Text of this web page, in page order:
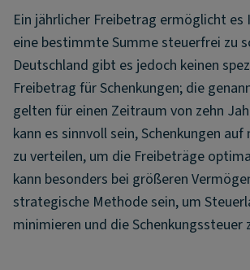
Ein jährlicher Freibetrag ermöglicht es
eine bestimmte Summe steuerfrei zu
Deutschland gibt es jedoch keinen
Freibetrag für Schenkungen; die
gelten für einen Zeitraum von zehn
kann es sinnvoll sein, Schenkungen
zu verteilen, um die Freibeträge
kann besonders bei größeren
strategische Methode sein, um
minimieren und die Schenkungssteuer